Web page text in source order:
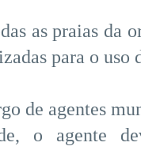
as praias da
para o uso
de agentes
o agente